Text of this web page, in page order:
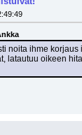
noita ihme
latautuu oikeen